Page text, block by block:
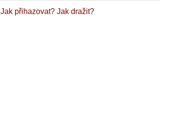
Jak přihazovat? Jak dražit?